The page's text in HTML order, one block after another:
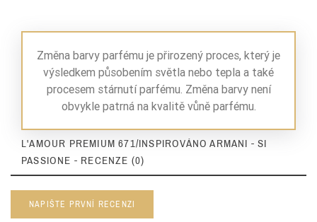
Změna barvy parfému je přirozený proces, který je
výsledkem působením světla nebo tepla a také
procesem stárnutí parfému. Změna barvy není
obvykle patrná na kvalitě vůně parfému.
L'AMOUR PREMIUM 671/INSPIROVÁNO ARMANI - SI
PASSIONE - RECENZE (0)
NAPIŠTE PRVNÍ RECENZI